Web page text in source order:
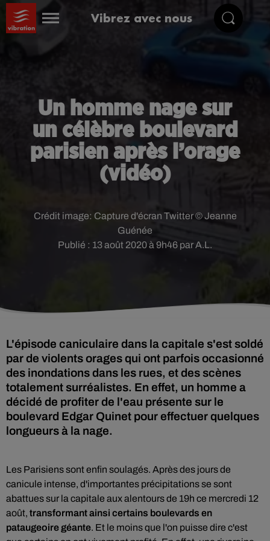
Vibrez avec nous
Un homme nage sur
un célèbre boulevard
parisien après l’orage
(vidéo)
Publié : 13 août 2020 à 9h46 par A.L.
Crédit image: Capture d'écran Twitter © Jeanne
Guénée
L'épisode caniculaire dans la capitale s'est soldé
par de violents orages qui ont parfois occasionné
des inondations dans les rues, et des scènes
totalement surréalistes. En effet, un homme a
décidé de profiter de l'eau présente sur le
boulevard Edgar Quinet pour effectuer quelques
longueurs à la nage.
Les Parisiens sont enfin soulagés. Après des jours de
canicule intense, d'importantes précipitations se sont
abattues sur la capitale aux alentours de 19h ce mercredi 12
août, transformant ainsi certains boulevards en
pataugeoire géante. Et le moins que l'on puisse dire c'est